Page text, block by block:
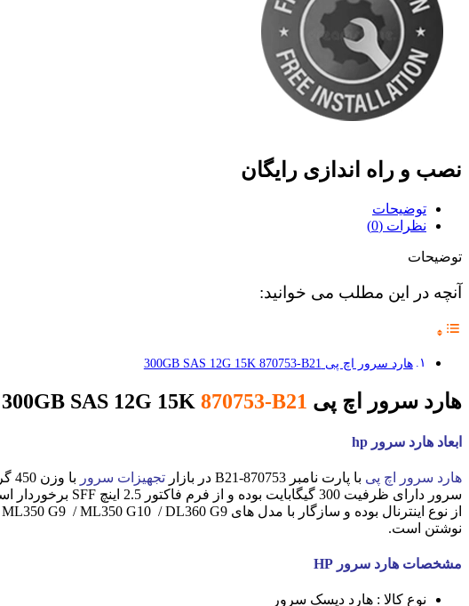
نصب و راه اندازی رایگان
توضیحات
نظرات (0)
توضیحات
آنچه در این مطلب می خوانید:
هارد سرور اچ پی 300GB SAS 12G 15K 870753-B21
هارد سرور اچ پی 300GB SAS 12G 15K 870753-B21
ابعاد هارد سرور hp
هارد سرور اچ پی با پارت نامبر 870753-B21 در بازار تجهیزات سرور
سرور دارای ظرفیت 300 گیگابایت بوده و از فرم فاکتور 2.5 اینچ SFF برخوردار است.
نوشتن است.
مشخصات هارد سرور HP
نوع کالا : هارد دیسک سرور